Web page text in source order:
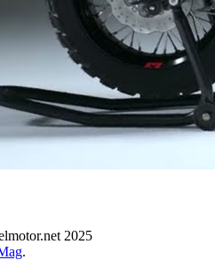
2025
.